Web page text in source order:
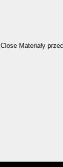
Close Materiały